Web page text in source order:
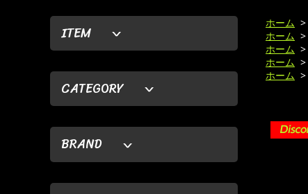
ITEM
CATEGORY
BRAND
ホーム >
ホーム >
ホーム >
ホーム >
ホーム >